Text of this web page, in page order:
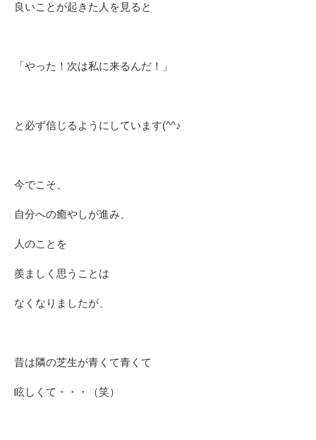
良いことが起きた人を見ると
「やった！次は私に来るんだ！」
と必ず信じるようにしています(^^♪
今でこそ、
自分への癒やしが進み、
人のことを
羨ましく思うことは
なくなりましたが、
昔は隣の芝生が青くて青くて
眩しくて・・・（笑）